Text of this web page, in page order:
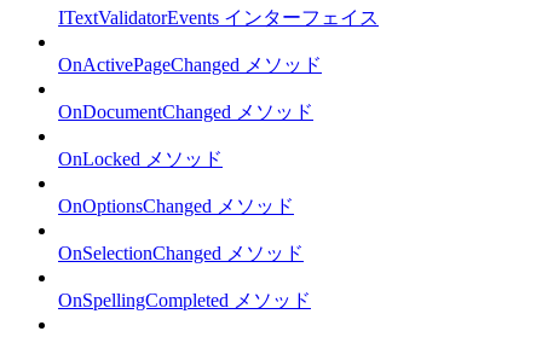
ITextValidatorEvents インターフェイス
OnActivePageChanged メソッド
OnDocumentChanged メソッド
OnLocked メソッド
OnOptionsChanged メソッド
OnSelectionChanged メソッド
OnSpellingCompleted メソッド